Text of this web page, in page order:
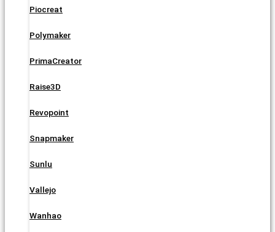
Piocreat
Polymaker
PrimaCreator
Raise3D
Revopoint
Snapmaker
Sunlu
Vallejo
Wanhao